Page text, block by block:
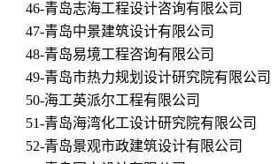
46-青岛志海工程设计咨询有限公司
47-青岛中景建筑设计有限公司
48-青岛易境工程咨询有限公司
49-青岛市热力规划设计研究院有限公司
50-海工英派尔工程有限公司
51-青岛海湾化工设计研究院有限公司
52-青岛景观市政建筑设计有限公司